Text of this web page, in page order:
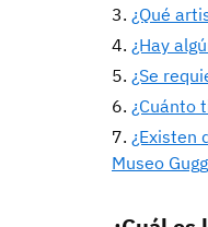
¿Qué
¿Hay
¿Se
¿Cuánto
¿Existen
Museo